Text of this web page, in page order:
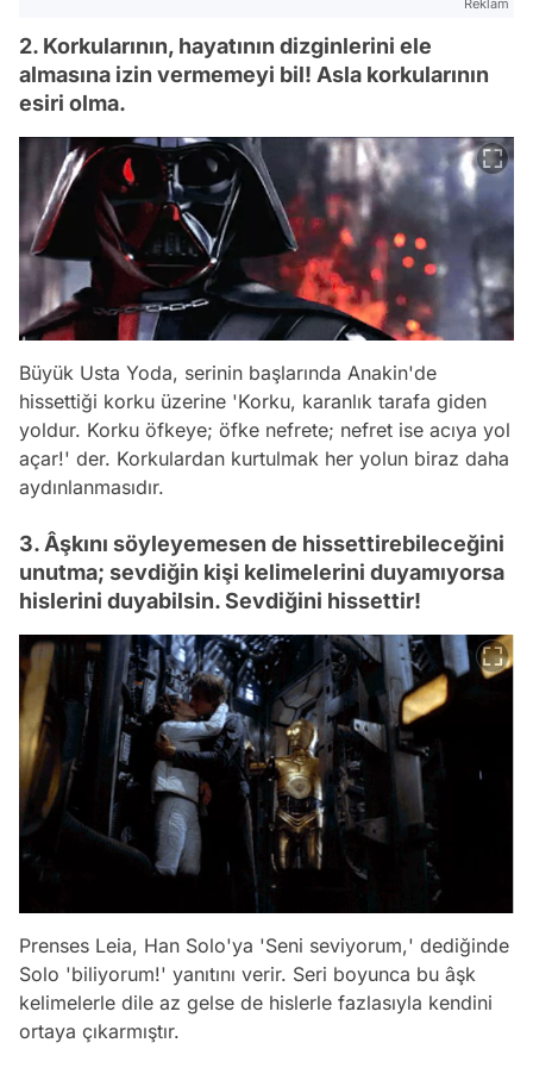
2. Korkularının, hayatının dizginlerini ele
almasına izin vermemeyi bil! Asla korkularının
esiri olma.
Büyük Usta Yoda, serinin başlarında Anakin'de
hissettiği korku üzerine 'Korku, karanlık tarafa giden
yoldur. Korku öfkeye; öfke nefrete; nefret ise acıya yol
açar!' der. Korkulardan kurtulmak her yolun biraz daha
aydınlanmasıdır.
3. Âşkını söyleyemesen de hissettirebileceğini
unutma; sevdiğin kişi kelimelerini duyamıyorsa
hislerini duyabilsin. Sevdiğini hissettir!
Prenses Leia, Han Solo'ya 'Seni seviyorum,' dediğinde
Solo 'biliyorum!' yanıtını verir. Seri boyunca bu âşk
kelimelerle dile az gelse de hislerle fazlasıyla kendini
ortaya çıkarmıştır.